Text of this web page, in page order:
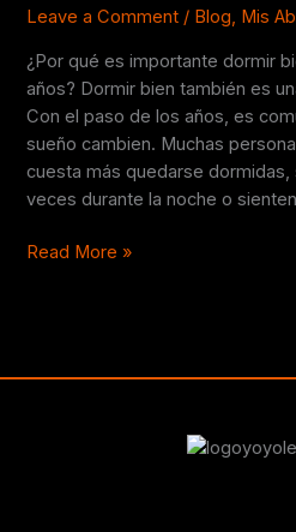
Leave a Comment / Blog, Mis
¿Por qué es importante dormir
años? Dormir bien también es
Con el paso de los años, es
sueño cambien. Muchas
cuesta más quedarse
veces durante la noche o
bien
de
los
60
años?
Read More »